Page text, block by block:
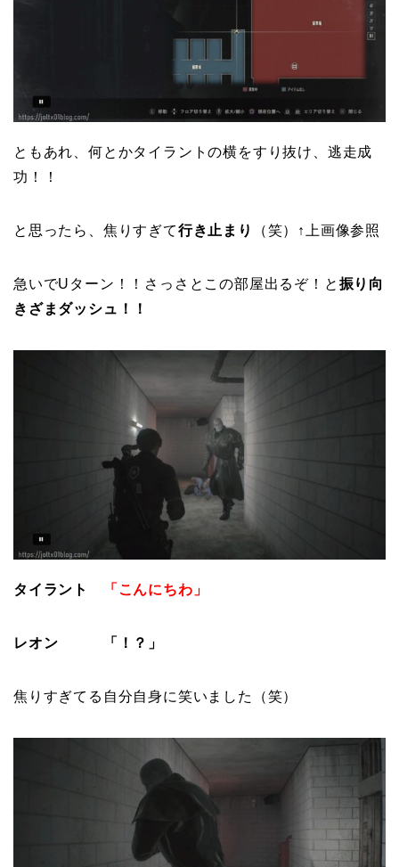
ともあれ、何とかタイラントの横をすり抜け、逃走成
功！！
と思ったら、焦りすぎて行き止まり （笑）↑上画像参照
急いでUターン！！さっさとこの部屋出るぞ！と 振り向
きざまダッシュ！！
タイラント 「こんにちわ」
レオン 「！？」
焦りすぎてる自分自身に笑いました（笑）